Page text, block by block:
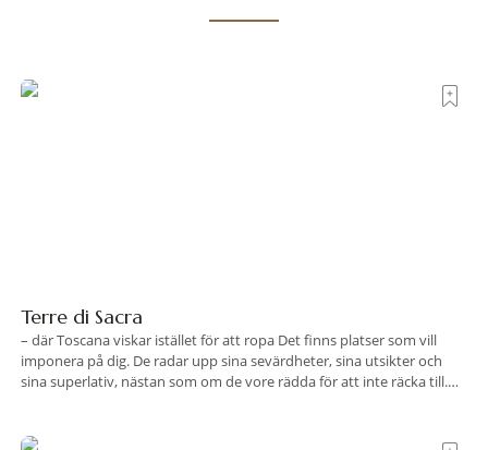
Terre di Sacra
– där Toscana viskar istället för att ropa Det finns platser som vill
imponera på dig. De radar upp sina sevärdheter, sina utsikter och
sina superlativ, nästan som om de vore rädda för att inte räcka till.